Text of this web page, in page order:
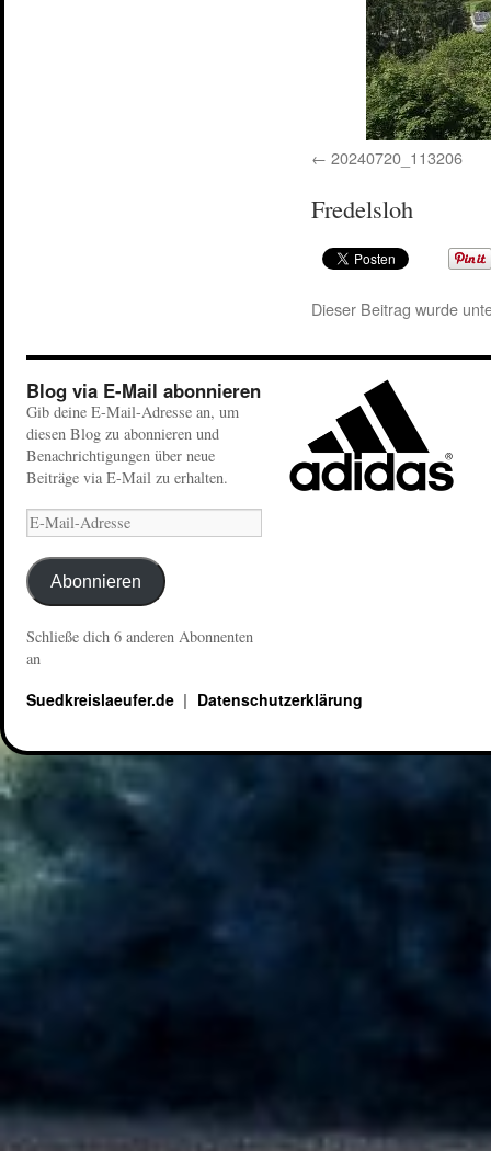
20240720_113206
Fredelsloh
Dieser Beitrag wurde
Blog via E-Mail abonnieren
Gib deine E-Mail-Adresse an, um
diesen Blog zu abonnieren und
Benachrichtigungen über neue
Beiträge via E-Mail zu erhalten.
Abonnieren
Schließe dich 6 anderen Abonnenten
an
Suedkreislaeufer.de Datenschutzerklärung